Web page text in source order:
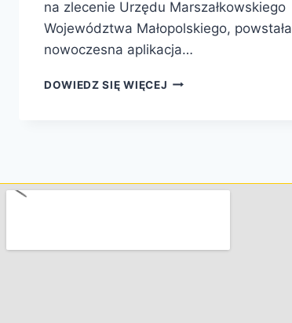
na zlecenie Urzędu Marszałkowskiego
Województwa Małopolskiego, powstała
nowoczesna aplikacja…
DOWIEDZ SIĘ WIĘCEJ